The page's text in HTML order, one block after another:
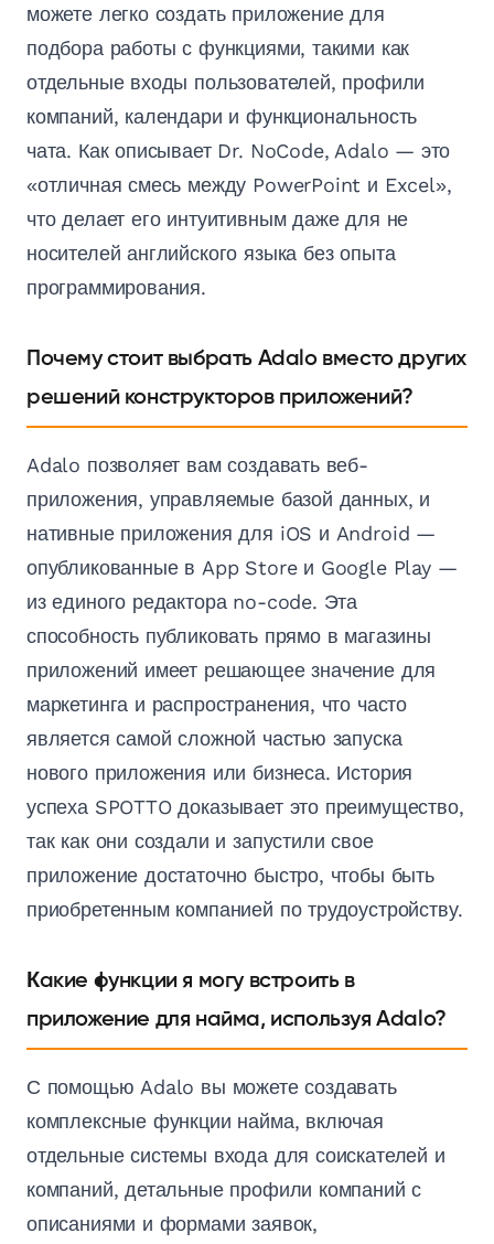
можете легко создать приложение для
подбора работы с функциями, такими как
отдельные входы пользователей, профили
компаний, календари и функциональность
чата. Как описывает Dr. NoCode, Adalo — это
«отличная смесь между PowerPoint и Excel»,
что делает его интуитивным даже для не
носителей английского языка без опыта
программирования.
Почему стоит выбрать Adalo вместо других
решений конструкторов приложений?
Adalo позволяет вам создавать веб-
приложения, управляемые базой данных, и
нативные приложения для iOS и Android —
опубликованные в App Store и Google Play —
из единого редактора no-code. Эта
способность публиковать прямо в магазины
приложений имеет решающее значение для
маркетинга и распространения, что часто
является самой сложной частью запуска
нового приложения или бизнеса. История
успеха SPOTTO доказывает это преимущество,
так как они создали и запустили свое
приложение достаточно быстро, чтобы быть
приобретенным компанией по трудоустройству.
Какие функции я могу встроить в
приложение для найма, используя Adalo?
С помощью Adalo вы можете создавать
комплексные функции найма, включая
отдельные системы входа для соискателей и
компаний, детальные профили компаний с
описаниями и формами заявок,